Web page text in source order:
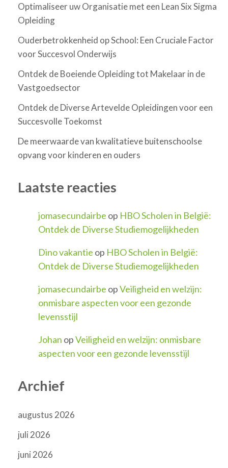
Optimaliseer uw Organisatie met een Lean Six Sigma
Opleiding
Ouderbetrokkenheid op School: Een Cruciale Factor
voor Succesvol Onderwijs
Ontdek de Boeiende Opleiding tot Makelaar in de
Vastgoedsector
Ontdek de Diverse Artevelde Opleidingen voor een
Succesvolle Toekomst
De meerwaarde van kwalitatieve buitenschoolse
opvang voor kinderen en ouders
Laatste reacties
jomasecundairbe op HBO Scholen in België:
Ontdek de Diverse Studiemogelijkheden
Dino vakantie op HBO Scholen in België:
Ontdek de Diverse Studiemogelijkheden
jomasecundairbe opVeiligheid en welzijn:
onmisbare aspecten voor een gezonde
levensstijl
Johan opVeiligheid en welzijn: onmisbare
aspecten voor een gezonde levensstijl
Archief
augustus 2026
juli 2026
juni 2026